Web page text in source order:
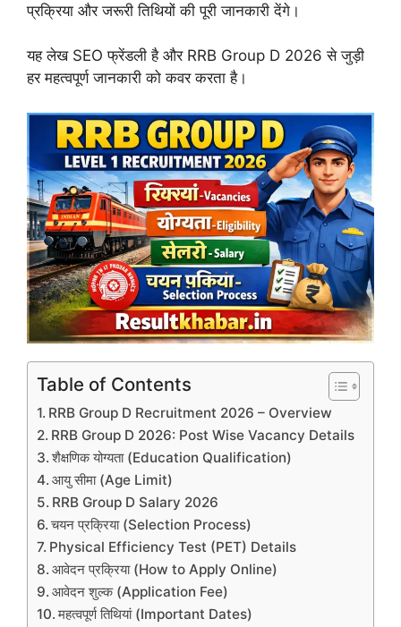
प्रक्रिया और जरूरी तिथियों की पूरी जानकारी देंगे।
यह लेख SEO फ्रेंडली है और RRB Group D 2026 से जुड़ी
हर महत्वपूर्ण जानकारी को कवर करता है।
Table of Contents
RRB Group D Recruitment 2026 – Overview
RRB Group D 2026: Post Wise Vacancy Details
शैक्षणिक योग्यता (Education Qualification)
आयु सीमा (Age Limit)
RRB Group D Salary 2026
चयन प्रक्रिया (Selection Process)
Physical Efficiency Test (PET) Details
आवेदन प्रक्रिया (How to Apply Online)
आवेदन शुल्क (Application Fee)
महत्वपूर्ण तिथियां (Important Dates)